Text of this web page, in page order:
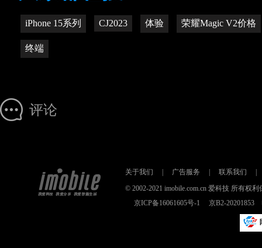
iPhone 15系列 CJ2023 体验 荣耀Magic V2价格
终端
评论
关于我们 广告服务 联系我们
© 2002-2021 imobile.com.cn 爱科技 所有权
京ICP备16061605号-1
京B2-20201853